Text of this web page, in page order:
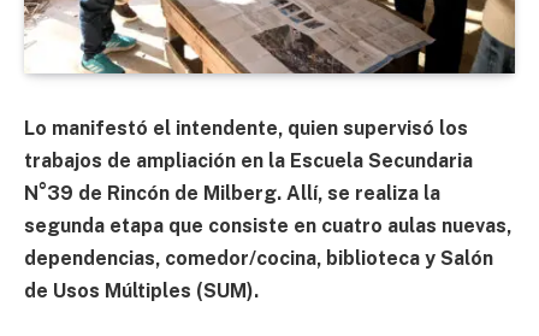
Lo manifestó el intendente, quien supervisó los
trabajos de ampliación en la Escuela Secundaria
N°39 de Rincón de Milberg. Allí, se realiza la
segunda etapa que consiste en cuatro aulas nuevas,
dependencias, comedor/cocina, biblioteca y Salón
de Usos Múltiples (SUM).